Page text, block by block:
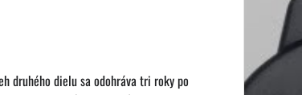
druhého dielu sa odohráva tri roky po